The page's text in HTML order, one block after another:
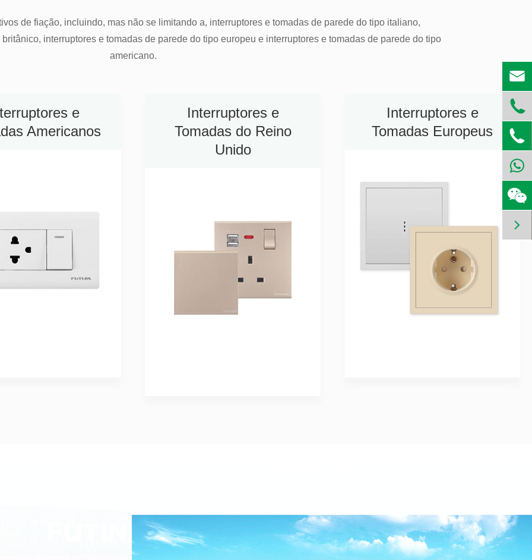
Tubo e Luminária LED
de fiação, incluindo, mas não se limitando a, interruptores e tomadas de parede do tipo italiano,
interruptores e tomadas de parede do tipo europeu e interruptores e tomadas de parede do tipo
americano.
e
Americanos
Interruptores e
Tomadas do Reino
Unido
Interruptores e
Tomadas Europeus



